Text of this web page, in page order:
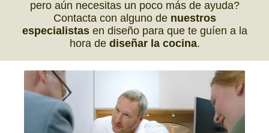
pero aún necesitas un poco más de ayuda?
Contacta con alguno de nuestros
especialistasen diseño para que te guíen a la
hora de diseñar la cocina.